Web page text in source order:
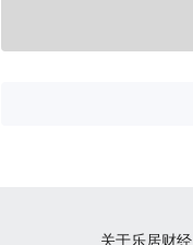
关于乐居财经